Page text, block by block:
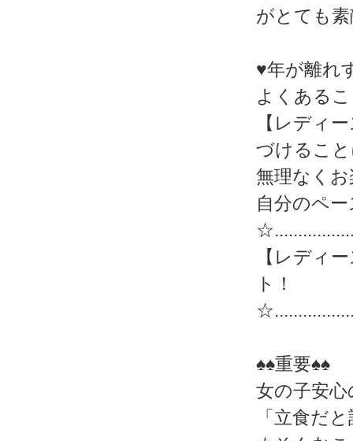
がとても素
♥年が離れ
よくある
【レディ
づけるこ
無理なく
自分のペ
【レディ
ト！
♠♠重要♠♠
女の子安
「立食だ